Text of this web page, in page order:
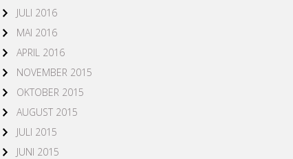
JULI 2016
MAI 2016
APRIL 2016
NOVEMBER 2015
OKTOBER 2015
AUGUST 2015
JULI 2015
JUNI 2015